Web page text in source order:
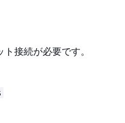
接続が必要です。